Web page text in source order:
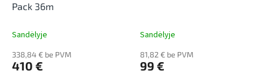
Pack 36m
Sandėlyje
338,84 € be PVM
410 €
Sandėlyje
81,82 € be PVM
99 €